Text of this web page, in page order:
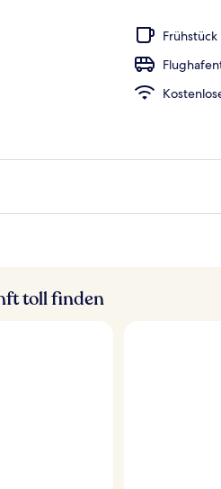
toll finden